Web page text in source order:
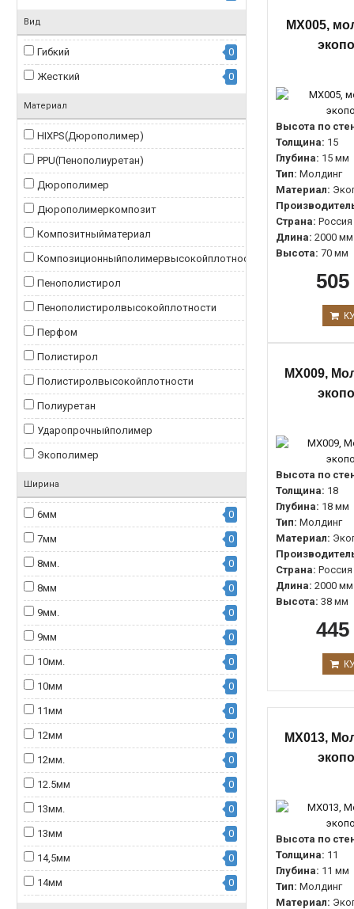
Плинтусстеновой
Плинтусстеновойгибкий
Рейка
Рейкастеновая
Скрытоеосвещение
Угловоймолдинг
УгловойэлементкмолдингуDD634
уголдлямолдингаМ10-У3
уголдлямолдингаМ10-У4
уголдлямолдингаМ11-У2
уголдлямолдингаМ14-У2
Уголок
Вид
Гибкий 0
Жесткий 0
Материал
HIXPS(Дюрополимер)
PPU(Пенополиуретан)
Дюрополимер
Дюрополимеркомпозит
Композитныйматериал
Композиционныйполимервысокойплотности
Пенополистирол
Пенополистиролвысокойплотности
Перфом
Полистирол
Полистиролвысокойплотности
Полиуретан
Ударопрочныйполимер
Экополимер
Ширина
6мм 0
7мм 0
8мм. 0
8мм 0
9мм. 0
9мм 0
10мм. 0
10мм 0
11мм 0
12мм 0
12мм. 0
12.5мм 0
13мм. 0
13мм 0
14,5мм 0
14мм 0
MX005,
Высота по
Толщина: 15
Глубина: 15 мм
Тип: Молдинг
Материал:
Страна: Россия
Длина: 2000 мм
Высота: 70 мм
MX009,
Высота по
Толщина: 18
Глубина: 18 мм
Тип: Молдинг
Материал:
Страна: Россия
Длина: 2000 мм
Высота: 38 мм
MX013,
Высота по
Толщина: 11
Глубина: 11 мм
Тип: Молдинг
Материал: